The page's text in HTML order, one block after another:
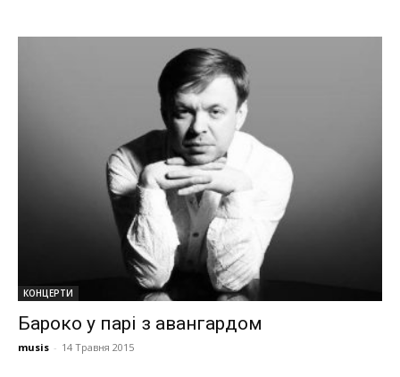
КОНЦЕРТИ
Бароко у парі з авангардом
musis - 14 Травня 2015